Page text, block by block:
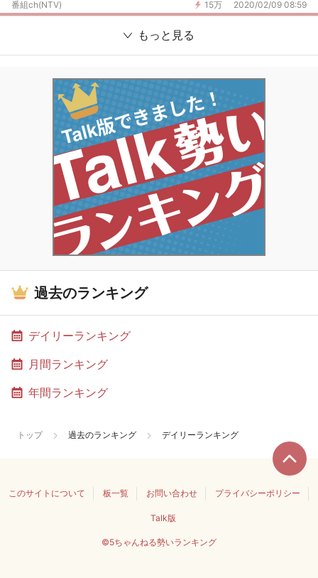
15万 2020/02/09 08:59
番組ch(NTV)
もっと見る
過去のランキング
デイリーランキング
月間ランキング
年間ランキング
トップ 過去のランキング デイリーランキング
このサイトについて 板一覧 お問い合わせ プライバシーポリシー
Talk版
©5ちゃんねる勢いランキング